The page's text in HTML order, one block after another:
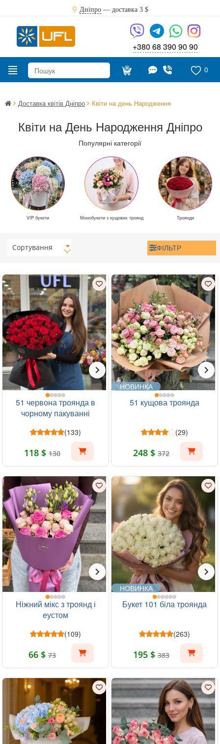
Дніпро— доставка 3 $
+380 68 390 90 90
0
Доставка квітів Дніпро Квіти на день Народження
Квіти на День Народження Дніпро
Популярні категорії
VIP букети Монобукети з кущових троянд Троянди
Сортування ФІЛЬТР
51 червона троянда в
чорному пакуванні
(133)
118 $ 130
НОВИНКА
51 кущова троянда
(29)
248 $ 372
Ніжний мікс з троянд і
еустом
(109)
66 $ 73
НОВИНКА
Букет 101 біла троянда
(263)
195 $ 383